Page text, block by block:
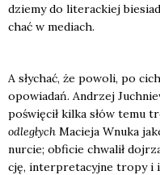
dzie­my do lite­rac­kiej
chać w mediach.
A sły­chać, że powo­li, po
opo­wia­dań. Andrzej
poświę­cił kil­ka słów temu
odle­głych Macie­ja Wnu­ka
nur­cie; obfi­cie chwa­lił
cję, inter­pre­ta­cyj­ne tro­py i